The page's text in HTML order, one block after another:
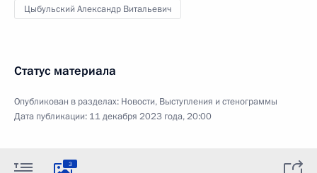
Цыбульский Александр Витальевич
Статус материала
Опубликован в разделах: Новости, Выступления и стенограммы
Дата публикации: 11 декабря 2023 года, 20:00
3